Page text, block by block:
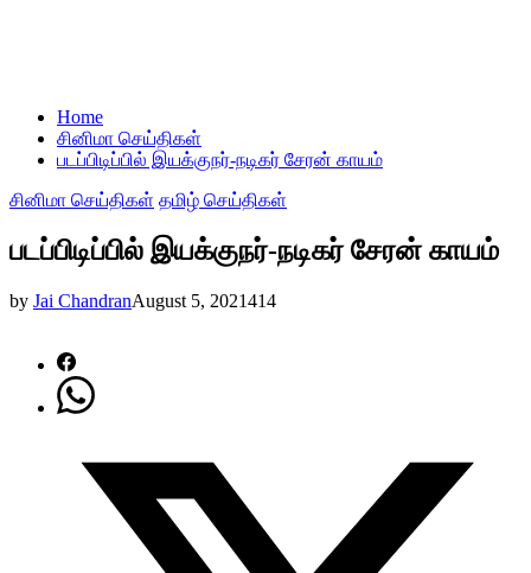
Home
சினிமா செய்திகள்
படப்பிடிப்பில் இயக்குநர்-நடிகர் சேரன் காயம்
சினிமா செய்திகள் தமிழ் செய்திகள்
படப்பிடிப்பில் இயக்குநர்-நடிகர் சேரன் காயம்
by Jai ChandranAugust 5, 2021414